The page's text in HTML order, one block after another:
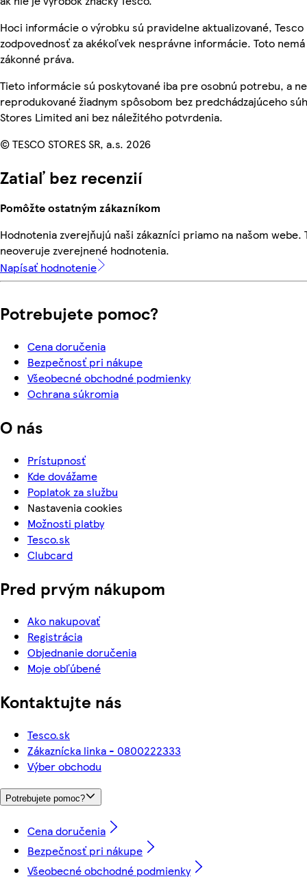
Hoci informácie o výrobku sú pravidelne aktualizované, Tesco
zodpovednosť za akékoľvek nesprávne informácie. Toto nemá
zákonné práva.
Tieto informácie sú poskytované iba pre osobnú potrebu, a
reprodukované žiadnym spôsobom bez predchádzajúceho
Stores Limited ani bez náležitého potvrdenia.
© TESCO STORES SR, a.s. 2026
Zatiaľ bez recenzií
Pomôžte ostatným zákazníkom
Hodnotenia zverejňujú naši zákazníci priamo na našom webe.
neoveruje zverejnené hodnotenia.
Napísať hodnotenie
Potrebujete pomoc?
Cena doručenia
Bezpečnosť pri nákupe
Všeobecné obchodné podmienky
Ochrana súkromia
O nás
Prístupnosť
Kde dovážame
Poplatok za službu
Nastavenia cookies
Možnosti platby
Tesco.sk
Clubcard
Pred prvým nákupom
Ako nakupovať
Registrácia
Objednanie doručenia
Moje obľúbené
Kontaktujte nás
Tesco.sk
Zákaznícka linka - 0800222333
Výber obchodu
Potrebujete pomoc?
Cena doručenia
Bezpečnosť pri nákupe
Všeobecné obchodné podmienky